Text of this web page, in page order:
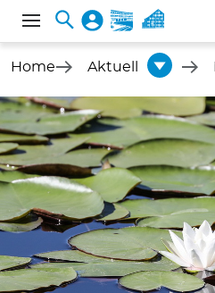
Home Aktuell